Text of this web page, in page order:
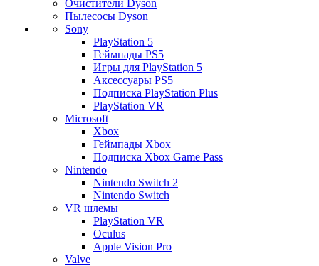
Очистители Dyson
Пылесосы Dyson
Sony
PlayStation 5
Геймпады PS5
Игры для PlayStation 5
Аксессуары PS5
Подписка PlayStation Plus
PlayStation VR
Microsoft
Xbox
Геймпады Xbox
Подписка Xbox Game Pass
Nintendo
Nintendo Switch 2
Nintendo Switch
VR шлемы
PlayStation VR
Oculus
Apple Vision Pro
Valve